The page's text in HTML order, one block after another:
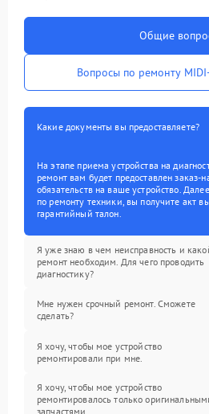
Общие
Вопросы по ремонту
Какие документы вы предоставляете?
На этапе приема устройства на
ремонт вам будет предоставлен заказ-
обязательств на ваше устройство.
по ремонту техники, вы получите акт
гарантийный талон.
Я уже знаю в чем неисправность и
ремонт необходим. Для чего проводить
диагностику?
Мне нужен срочный ремонт. Сможете
сделать?
Я хочу, чтобы мое устройство
ремонтировали при мне.
Я хочу, чтобы мое устройство
ремонтировалось только
запчастями.